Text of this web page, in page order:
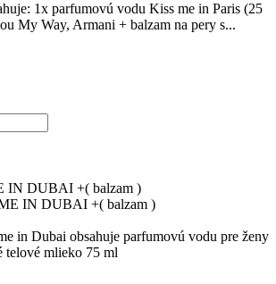
1x parfumovú vodu Kiss me in Paris (25
My Way, Armani + balzam na pery s...
IN DUBAI +( balzam )
in Dubai obsahuje parfumovú vodu pre ženy
telové mlieko 75 ml